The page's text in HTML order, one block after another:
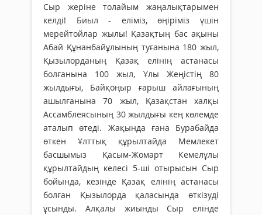
Сыр жеріне толайым жаңалықтарымен
келді! Биыл - еліміз, өңіріміз үшін
мерейтойлар жылы! Қазақтың бас ақыны
Абай Құнанбайұлының туғанына 180 жыл,
Қызылорданың Қазақ елінің астанасы
болғанына 100 жыл, Ұлы Жеңістің 80
жылдығы, Байқоңыр ғарыш айлағының
ашылғанына 70 жыл, Қазақстан халқы
Ассамблеясының 30 жылдығы кең көлемде
аталып өтеді. Жақында ғана Бурабайда
өткен Ұлттық құрылтайда Мемлекет
басшымыз Қасым-Жомарт Кемелұлы
құрылтайдың келесі 5-ші отырысын Сыр
бойында, кезінде Қазақ елінің астанасы
болған Қызылорда қаласында өткізуді
ұсынды. Алқалы жиынды Сыр елінде